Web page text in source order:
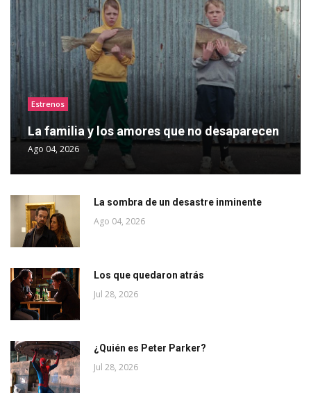
Estrenos
La familia y los amores que no desaparecen
Ago 04, 2026
La sombra de un desastre inminente
Ago 04, 2026
Los que quedaron atrás
Jul 28, 2026
¿Quién es Peter Parker?
Jul 28, 2026